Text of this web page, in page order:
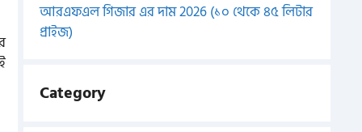
আরএফএল গিজার এর দাম 2026 (১০ থেকে ৪৫ লিটার
প্রাইজ)
Category